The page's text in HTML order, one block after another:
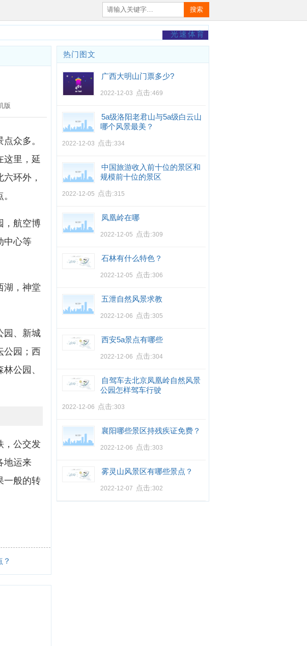
搜索
光速体育
版
众多。
这里，延
环外，
，航空博
中心等
湖，神堂
园、新城
公园；西
公园、
，公交发
地运来
一般的转
热门图文
广西大明山门票多少?
2022-12-03 点击:469
5a级洛阳老君山与5a级白云山
哪个风景最美？
2022-12-03 点击:334
中国旅游收入前十位的景区和
规模前十位的景区
2022-12-05 点击:315
凤凰岭在哪
2022-12-05 点击:309
石林有什么特色？
2022-12-05 点击:306
五泄自然风景求教
2022-12-06 点击:305
西安5a景点有哪些
2022-12-06 点击:304
自驾车去北京凤凰岭自然风景
公园怎样驾车行驶
2022-12-06 点击:303
襄阳哪些景区持残疾证免费？
2022-12-06 点击:303
雾灵山风景区有哪些景点？
2022-12-07 点击:302